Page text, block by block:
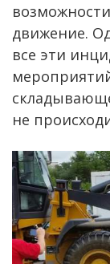
движение.
все эти
не